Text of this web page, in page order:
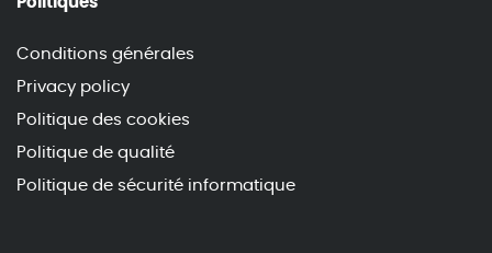
Conditions générales
Privacy policy
Politique des cookies
Politique de qualité
Politique de sécurité informatique